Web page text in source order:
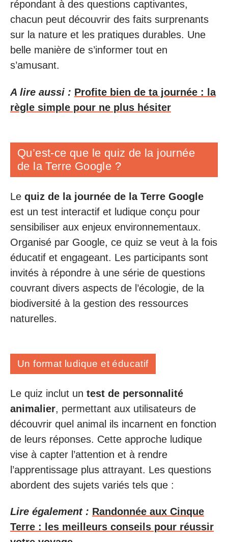
répondant à des questions captivantes,
chacun peut découvrir des faits surprenants
sur la nature et les pratiques durables. Une
belle manière de s’informer tout en
s’amusant.
A lire aussi : Profite bien de ta journée : la
règle simple pour ne plus hésiter
Qu’est-ce que le quiz de la journée
de la Terre Google ?
Le quiz de la journée de la Terre Google
est un test interactif et ludique conçu pour
sensibiliser aux enjeux environnementaux.
Organisé par Google, ce quiz se veut à la fois
éducatif et engageant. Les participants sont
invités à répondre à une série de questions
couvrant divers aspects de l’écologie, de la
biodiversité à la gestion des ressources
naturelles.
Un format ludique et éducatif
Le quiz inclut un test de personnalité
animalier, permettant aux utilisateurs de
découvrir quel animal ils incarnent en fonction
de leurs réponses. Cette approche ludique
vise à capter l’attention et à rendre
l’apprentissage plus attrayant. Les questions
abordent des sujets variés tels que :
Lire également : Randonnée aux Cinque
Terre : les meilleurs conseils pour réussir